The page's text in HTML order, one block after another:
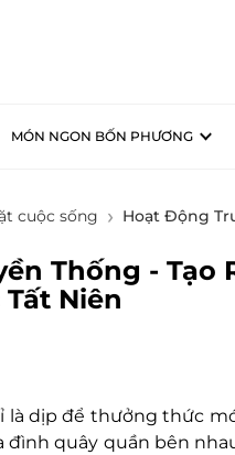
MÓN NGON BỐN PHƯƠNG
cuộc sống Hoạt Động
Thống - Tạo
Niên
là dịp để thưởng thức
quây quần bên